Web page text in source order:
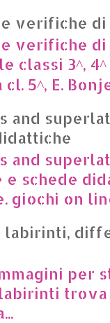
verifiche
verifiche
classi 3^,
5^, E.
and
and
schede
giochi on
labirinti,
per